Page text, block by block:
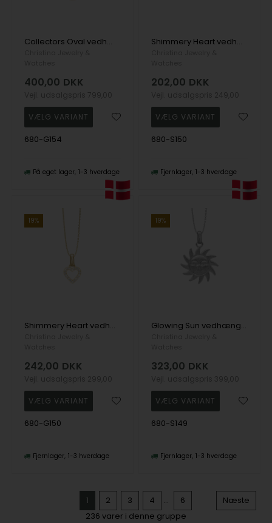
Collectors Oval vedhæng i forgyldt sølv fra Christina Jewelry
400,00 DKK
680-G154
På eget lager 1-3 hverdage
Shimmery Heart vedhæng i sterling sølv fra Christina Jewelry
202,00 DKK
680-S150
Fjernlager 1-3 hverdage
19%
Shimmery Heart vedhæng i forgyldt sølv fra Christina Jewelry
242,00 DKK
680-G150
Fjernlager 1-3 hverdage
19%
Glowing Sun vedhæng i sterling sølv fra Christina Jewelry
323,00 DKK
680-S149
Fjernlager 1-3 hverdage
1 2 3 4 ... 6
Næste
236 varer i denne gruppe